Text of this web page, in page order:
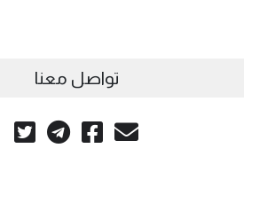
تواصل معنا